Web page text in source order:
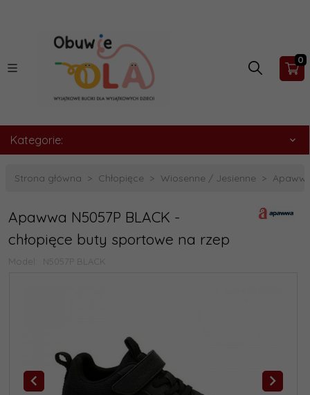
0
Kategorie:
Strona główna Chłopięce Wiosenne / Jesienne
Apawwa N5057P BLACK -
chłopięce buty sportowe na rzep
Model: N5057P BLACK